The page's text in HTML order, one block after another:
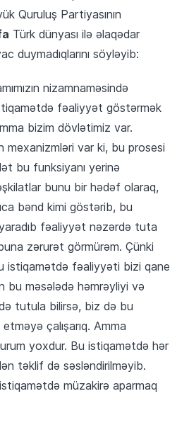
Quruluş Partiyasının
Türk dünyası ilə əlaqədar
duymadıqlarını söyləyib:
nizamnaməsində
fəaliyyət göstərmək
bizim dövlətimiz var.
mexanizmləri var ki, bu prosesi
bu funksiyanı yerinə
bunu bir hədəf olaraq,
bənd kimi göstərib, bu
fəaliyyət nəzərdə tuta
zərurət görmürəm. Çünki
istiqamətdə fəaliyyəti bizi qane
bu məsələdə həmrəyliyi və
tutula bilirsə, biz də bu
çalışarıq. Amma
yoxdur. Bu istiqamətdə hər
təklif də səsləndirilməyib.
müzakirə aparmaq